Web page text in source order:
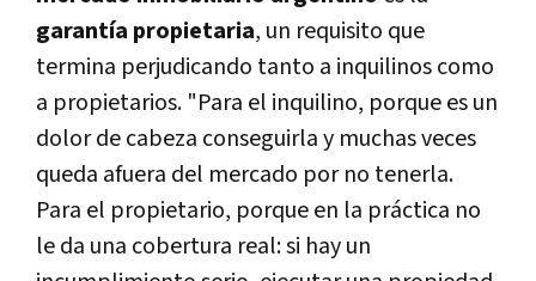
garantía propietaria, un requisito que
termina perjudicando tanto a inquilinos como
a propietarios. "Para el inquilino, porque es un
dolor de cabeza conseguirla y muchas veces
queda afuera del mercado por no tenerla.
Para el propietario, porque en la práctica no
le da una cobertura real: si hay un